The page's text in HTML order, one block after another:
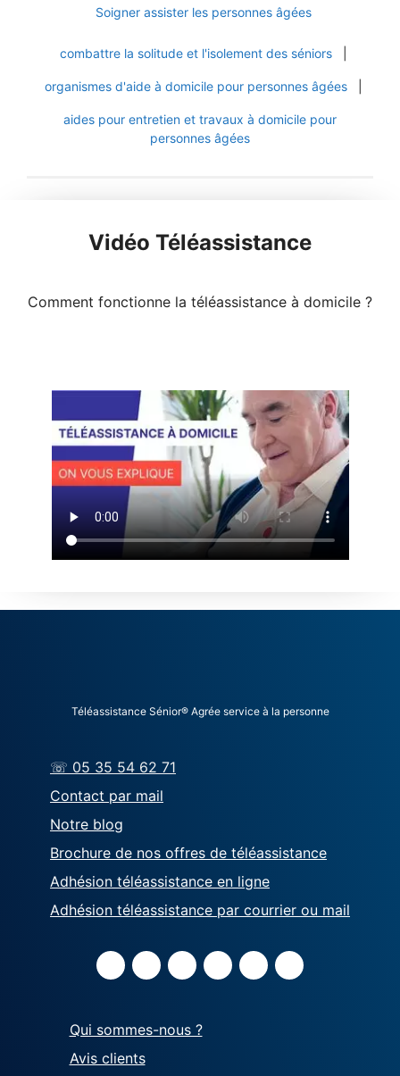
Soigner assister les personnes âgées
combattre la solitude et l'isolement des séniors
organismes d'aide à domicile pour personnes âgées
aides pour entretien et travaux à domicile pour
personnes âgées
Vidéo Téléassistance
Comment fonctionne la téléassistance à domicile ?
Téléassistance Sénior® Agrée service à la personne
☏ 05 35 54 62 71
Contact par mail
Notre blog
Brochure de nos offres de téléassistance
Adhésion téléassistance en ligne
Adhésion téléassistance par courrier ou mail
Qui sommes-nous ?
Avis clients